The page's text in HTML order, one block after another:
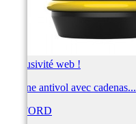
Exclusivité web !
Chaîne antivol avec cadenas...
OXFORD